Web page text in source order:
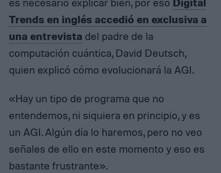
es necesario explicar bien, por eso
Trends en inglés accedió en exclusiva a
una entrevista del padre de la
computación cuántica, David Deutsch,
quien explicó cómo evolucionará la AGI.
«Hay un tipo de programa que no
entendemos, ni siquiera en principio, y es
un AGI. Algún día lo haremos, pero no veo
señales de ello en este momento y eso es
bastante frustrante».